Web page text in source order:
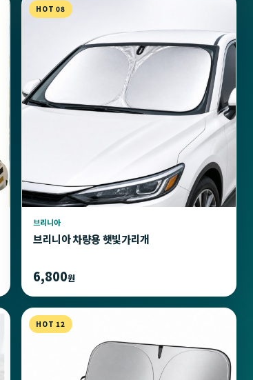
HOT 08
브리니아
브리니아 차량용 햇빛가리개
6,800원
HOT 12